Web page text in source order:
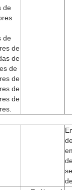
de
de
de
de
de
de
de
de